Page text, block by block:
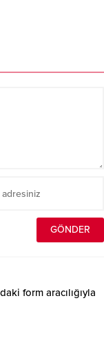
form aracılığıyla